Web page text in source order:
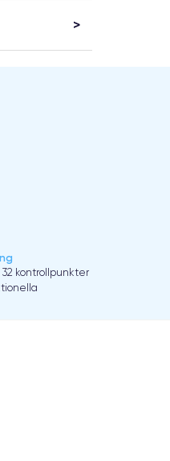
kontrollpunkter